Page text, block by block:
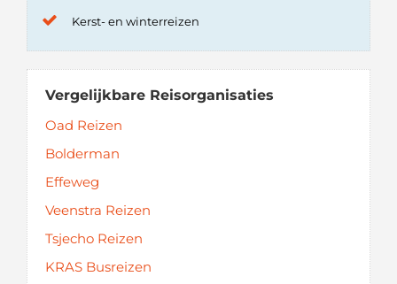
Kerst- en winterreizen
Vergelijkbare Reisorganisaties
Oad Reizen
Bolderman
Effeweg
Veenstra Reizen
Tsjecho Reizen
KRAS Busreizen